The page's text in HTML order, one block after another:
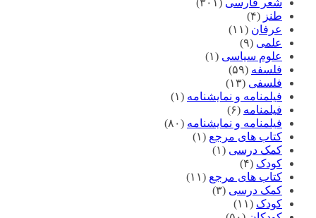
طنز (۴)
عرفان (۱۱)
علمی (۹)
علوم سیاسی (۱)
فلسفه (۵۹)
فلسفی (۱۳)
فیلمنامه و نمایشنامه (۱)
فیلمنامه (۶)
فیلمنامه و نمایشنامه (۸۰)
کتاب های مرجع (۱)
کمک درسی (۱)
کودک (۴)
کتاب های مرجع (۱۱)
کمک درسی (۳)
کودک (۱۱)